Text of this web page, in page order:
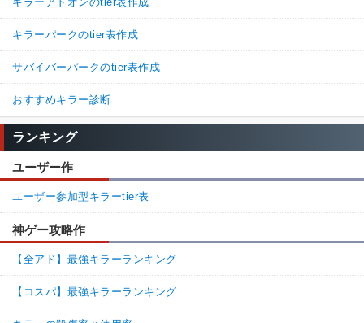
キラーパークのtier表作成
サバイバーパークのtier表作成
おすすめキラー診断
ランキング
ユーザー作
ユーザー参加型キラーtier表
神ゲー攻略作
【全アド】最強キラーランキング
【コスパ】最強キラーランキング